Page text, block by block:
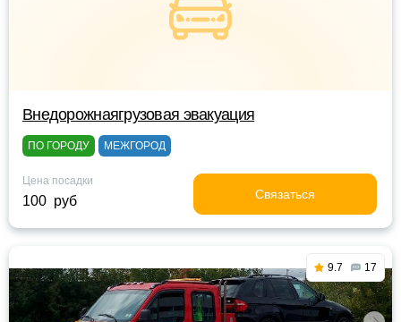
Внедорожнаягрузовая эвакуация
ПО ГОРОДУ МЕЖГОРОД
Цена посадки
100 руб Связаться
9.7 17